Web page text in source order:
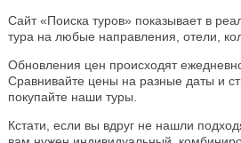
Сайт «Поиска туров» показывает в
тура на любые направления, отели,
Обновления цен происходят
Сравнивайте цены на разные даты и
покупайте наши туры.
Кстати, если вы вдруг не нашли